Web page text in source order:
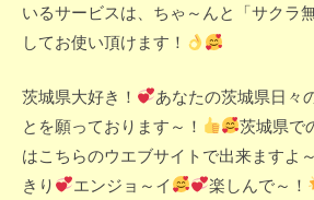
いるサービスは、ちゃ～んと「サクラ
してお使い頂けます！
茨城県大好き！
あなたの茨城県日々
とを願っております～！
茨城県で
はこちらのウエブサイトで出来ますよ
きり
エンジョ～イ 楽しんで～！